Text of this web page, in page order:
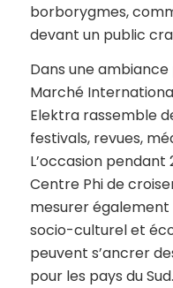
borborygmes,
devant un public
Dans une
Marché
Elektra rassemble
festivals, revues,
L’occasion
Centre Phi de
mesurer
socio-culturel et
peuvent s’ancrer
pour les pays du